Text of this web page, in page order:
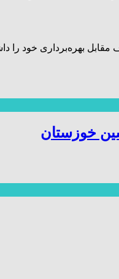
بهره‌برداری خود را
خوزستان